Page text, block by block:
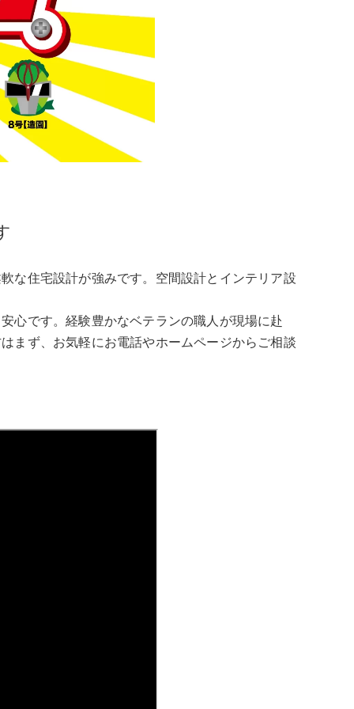
な住宅設計が強みです。空間設計とインテリア設
心です。経験豊かなベテランの職人が現場に赴
まず、お気軽にお電話やホームページからご相談